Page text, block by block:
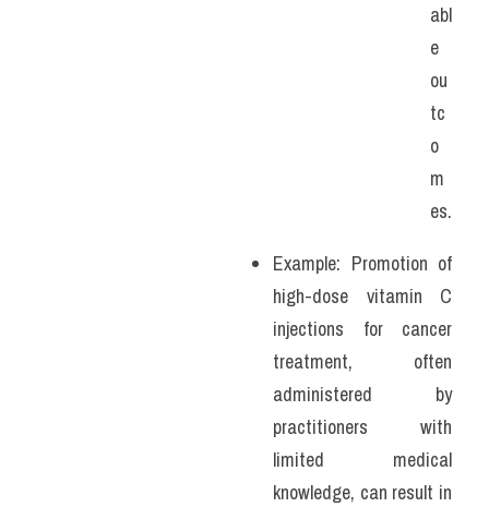
abl
e
ou
tc
o
m
es.
Example: Promotion of
high-dose vitamin C
injections for cancer
treatment, often
administered by
practitioners with
limited medical
knowledge, can result in